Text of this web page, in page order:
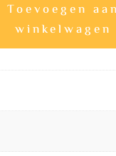
Toevoegen aan
winkelwagen